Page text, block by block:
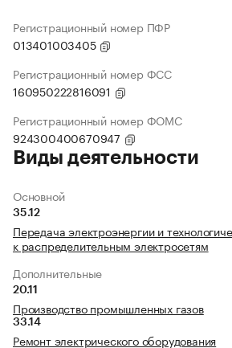
Регистрационный номер ПФР
013401003405
Регистрационный номер ФСС
160950222816091
Регистрационный номер ФОМС
924300400670947
Виды деятельности
Основной
35.12
Передача электроэнергии и
к распределительным электросетям
Дополнительные
20.11
Производство промышленных газов
33.14
Ремонт электрического оборудования